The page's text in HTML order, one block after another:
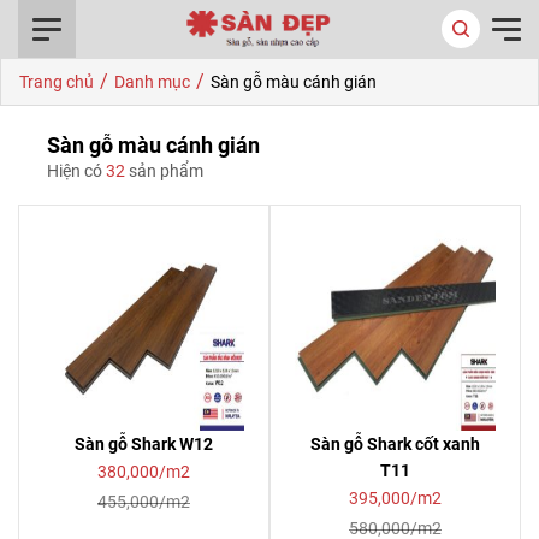
Trang chủ / Danh mục / Sàn gỗ màu cánh gián
Sàn gỗ màu cánh gián
Hiện có32 sản phẩm
Sàn gỗ Shark W12
380,000/m2
455,000/m2
Sàn gỗ Shark cốt xanh
T11
395,000/m2
580,000/m2